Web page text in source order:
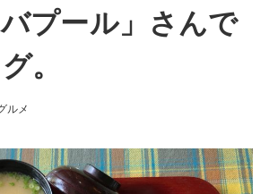
プール」さんで
。
ルメ